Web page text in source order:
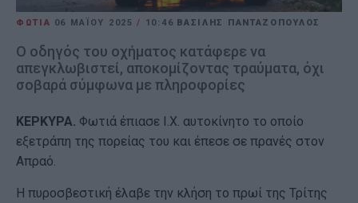
ΦΩΤΙΑ 06 ΜΑΪ́ΟΥ 2025/ 10:46 ΒΑΣΙΛΗΣ ΠΑΝΤΑΖΟΠΟΥΛΟΣ
Ο οδηγός του οχήματος κατάφερε να
απεγκλωβιστεί, αποκομίζοντας τραύματα, όχι
σοβαρά σύμφωνα με πληροφορίες
ΚΕΡΚΥΡΑ. Φωτιά έπιασε Ι.Χ. αυτοκίνητο το οποίο
εξετράπη της πορείας του και έπεσε σε πρανές στον
Απραό.
Η πυροσβεστική έλαβε την κλήση το πρωί της Τρίτης